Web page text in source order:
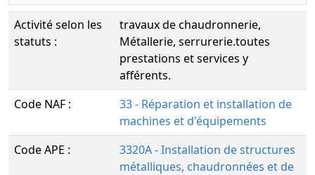
Activité selon les
statuts :
travaux de chaudronnerie,
Métallerie, serrurerie.toutes
prestations et services y
afférents.
Code NAF :
33 - Réparation et installation de
machines et d'équipements
Code APE :
3320A - Installation de structures
métalliques, chaudronnées et de